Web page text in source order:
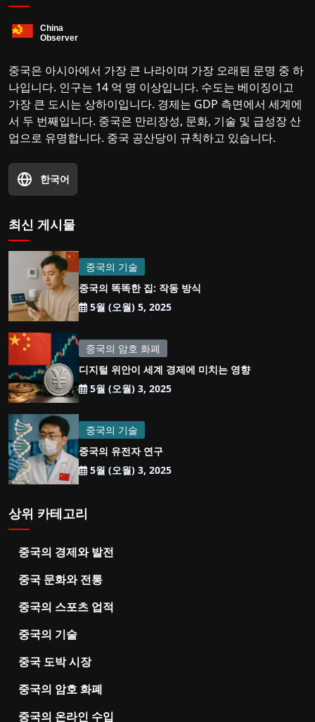
중국은 아시아에서 가장 큰 나라이며 가장 오래된 문명 중 하
나입니다. 인구는 14 억 명 이상입니다. 수도는 베이징이고
가장 큰 도시는 상하이입니다. 경제는 GDP 측면에서 세계에
서 두 번째입니다. 중국은 만리장성, 문화, 기술 및 급성장 산
업으로 유명합니다. 중국 공산당이 규칙하고 있습니다.
한국어
최신 게시물
중국의 기술
중국의 똑똑한 집: 작동 방식
5월 (오월) 5, 2025
중국의 암호 화폐
디지털 위안이 세계 경제에 미치는 영향
5월 (오월) 3, 2025
중국의 기술
중국의 유전자 연구
5월 (오월) 3, 2025
상위 카테고리
중국의 경제와 발전
중국 문화와 전통
중국의 스포츠 업적
중국의 기술
중국 도박 시장
중국의 암호 화폐
중국의 온라인 수입